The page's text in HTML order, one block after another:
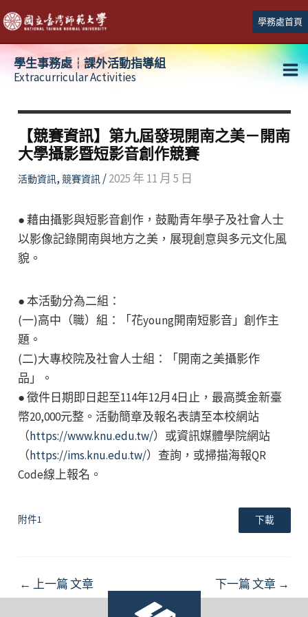
跳
至
主
學務處首頁
學生事務處┆課外活動指導組
Extracurricular Activities
【競賽資訊】第九屆發現開南之美－開南
大學攝影暨短影音創作競賽
活動資訊, 競賽資訊/2025 年 11 月 5 日
● 藉由攝影與短影音創作，鼓勵青年學子及社會人士
以影像記錄開南與地方之美，展現創意與多元文化風
貌。
● 本活動分為二組：
(一)高中（職）組：「花young開南短影音」創作主
題。
(二)大專校院及社會人士組：「開南之美攝影作
品」。
● 徵件日期即日起至114年12月4日止，最高獎金新臺
幣20,000元整。活動簡章及報名表請至本校網站
（https://www.knu.edu.tw/）或資訊媒體學院網站
（https://ims.knu.edu.tw/）查詢，或掃描海報QR
Code線上報名。
附件1 下載
Post
navigation
← 上一篇 文章 下一篇 文章 →